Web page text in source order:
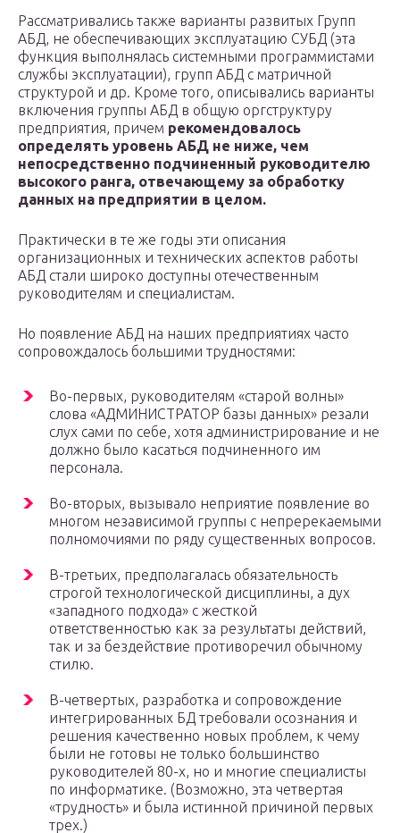
Рассматривались также варианты развитых Групп
АБД, не обеспечивающих эксплуатацию СУБД (эта
функция выполнялась системными программистами
службы эксплуатации), групп АБД с матричной
структурой и др. Кроме того, описывались варианты
включения группы АБД в общую оргструктуру
предприятия, причем рекомендовалось
определять уровень АБД не ниже, чем
непосредственно подчиненный руководителю
высокого ранга, отвечающему за обработку
данных на предприятии в целом.
Практически в те же годы эти описания
организационных и технических аспектов работы
АБД стали широко доступны отечественным
руководителям и специалистам.
Но появление АБД на наших предприятиях часто
сопровождалось большими трудностями:
Во-первых, руководителям «старой волны»
слова «АДМИНИСТРАТОР базы данных» резали
слух сами по себе, хотя администрирование и не
должно было касаться подчиненного им
персонала.
Во-вторых, вызывало неприятие появление во
многом независимой группы с непререкаемыми
полномочиями по ряду существенных вопросов.
В-третьих, предполагалась обязательность
строгой технологической дисциплины, а дух
«западного подхода» с жесткой
ответственностью как за результаты действий,
так и за бездействие противоречил обычному
стилю.
В-четвертых, разработка и сопровождение
интегрированных БД требовали осознания и
решения качественно новых проблем, к чему
были не готовы не только большинство
руководителей 80-х, но и многие специалисты
по информатике. (Возможно, эта четвертая
«трудность» и была истинной причиной первых
трех.)